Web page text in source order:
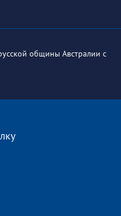
общины Австралии с